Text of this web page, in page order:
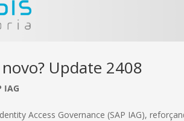
Update 2408
IAG
Access Governance (SAP IAG),